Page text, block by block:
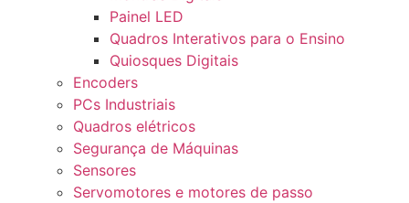
Painel LED
Quadros Interativos para o Ensino
Quiosques Digitais
Encoders
PCs Industriais
Quadros elétricos
Segurança de Máquinas
Sensores
Servomotores e motores de passo